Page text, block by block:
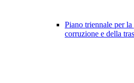
Piano triennale per
corruzione e della